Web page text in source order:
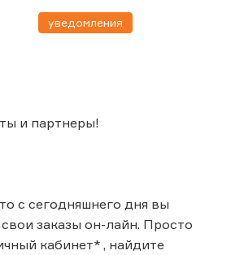
уведомления
и партнеры!
с сегодняшнего дня вы
заказы он-лайн. Просто
кабинет* , найдите